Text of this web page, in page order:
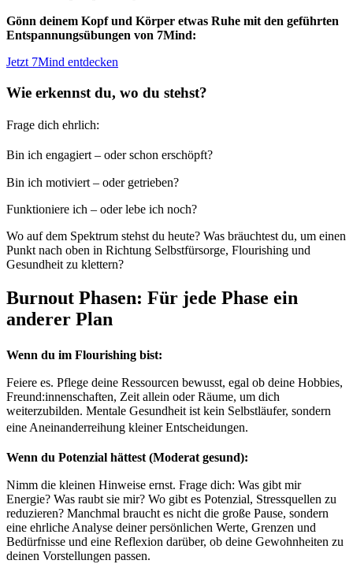
Gönn deinem Kopf und Körper etwas Ruhe mit den geführten
Entspannungsübungen von 7Mind:
Jetzt 7Mind entdecken
Wie erkennst du, wo du stehst?
Frage dich ehrlich:
Bin ich engagiert – oder schon erschöpft?
Bin ich motiviert – oder getrieben?
Funktioniere ich – oder lebe ich noch?
Wo auf dem Spektrum stehst du heute? Was bräuchtest du, um einen
Punkt nach oben in Richtung Selbstfürsorge, Flourishing und
Gesundheit zu klettern?
Burnout Phasen: Für jede Phase ein
anderer Plan
Wenn du im Flourishing bist:
Feiere es. Pflege deine Ressourcen bewusst, egal ob deine Hobbies,
Freund:innenschaften, Zeit allein oder Räume, um dich
weiterzubilden. Mentale Gesundheit ist kein Selbstläufer, sondern
eine Aneinanderreihung kleiner Entscheidungen.
Wenn du Potenzial hättest (Moderat gesund):
Nimm die kleinen Hinweise ernst. Frage dich: Was gibt mir
Energie? Was raubt sie mir? Wo gibt es Potenzial, Stressquellen zu
reduzieren? Manchmal braucht es nicht die große Pause, sondern
eine ehrliche Analyse deiner persönlichen Werte, Grenzen und
Bedürfnisse und eine Reflexion darüber, ob deine Gewohnheiten zu
deinen Vorstellungen passen.